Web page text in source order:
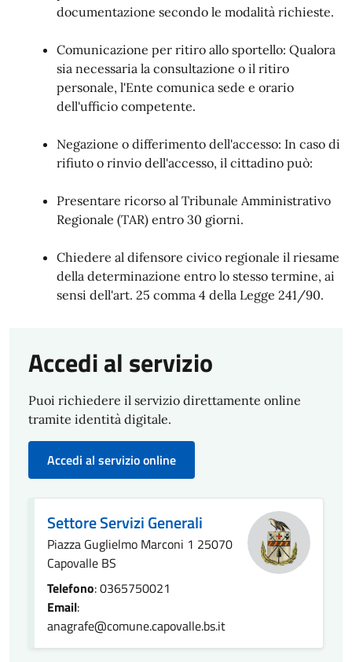
documentazione secondo le modalità richieste.
Comunicazione per ritiro allo sportello: Qualora
sia necessaria la consultazione o il ritiro
personale, l'Ente comunica sede e orario
dell'ufficio competente.
Negazione o differimento dell'accesso: In caso di
rifiuto o rinvio dell'accesso, il cittadino può:
Presentare ricorso al Tribunale Amministrativo
Regionale (TAR) entro 30 giorni.
Chiedere al difensore civico regionale il riesame
della determinazione entro lo stesso termine, ai
sensi dell'art. 25 comma 4 della Legge 241/90.
Accedi al servizio
Puoi richiedere il servizio direttamente online
tramite identità digitale.
Accedi al servizio online
Settore Servizi Generali
Piazza Guglielmo Marconi 1 25070
Capovalle BS
Telefono: 0365750021
Email:
anagrafe@comune.capovalle.bs.it